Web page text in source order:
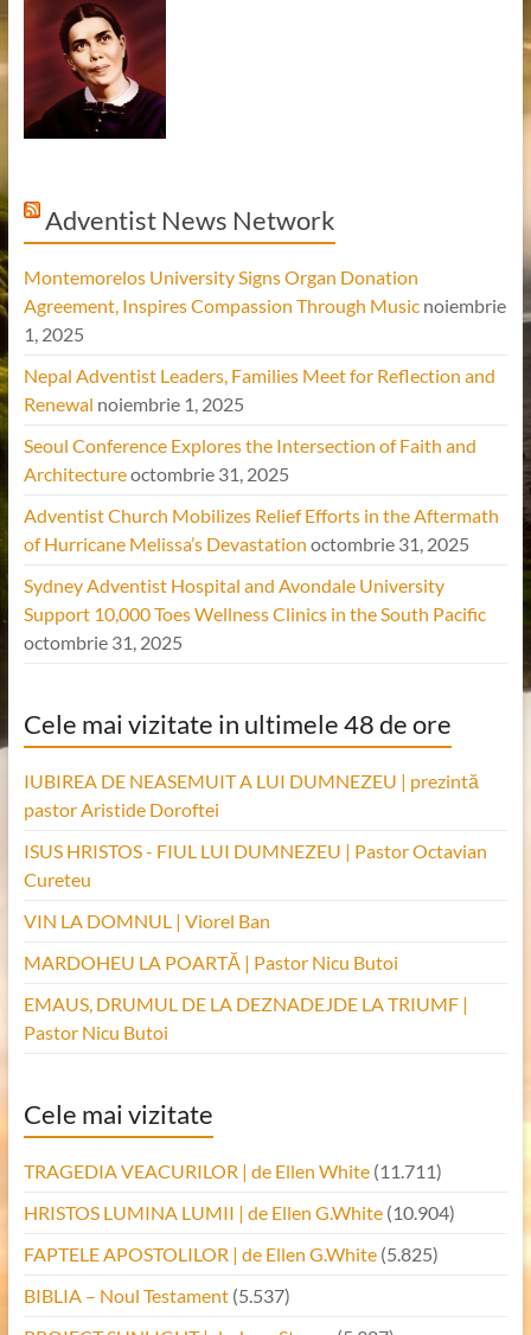
Adventist News Network
Montemorelos University Signs Organ Donation
Agreement, Inspires Compassion Through Music noiembrie
1, 2025
Nepal Adventist Leaders, Families Meet for Reflection and
Renewal noiembrie 1, 2025
Seoul Conference Explores the Intersection of Faith and
Architectureoctombrie 31, 2025
Adventist Church Mobilizes Relief Efforts in the Aftermath
of Hurricane Melissa’s Devastation octombrie 31, 2025
Sydney Adventist Hospital and Avondale University
Support 10,000 Toes Wellness Clinics in the South Pacific
octombrie 31, 2025
Cele mai vizitate in ultimele 48 de ore
IUBIREA DE NEASEMUIT A LUI DUMNEZEU | prezintă
pastor Aristide Doroftei
ISUS HRISTOS - FIUL LUI DUMNEZEU | Pastor Octavian
Cureteu
VIN LA DOMNUL | Viorel Ban
MARDOHEU LA POARTĂ | Pastor Nicu Butoi
EMAUS, DRUMUL DE LA DEZNADEJDE LA TRIUMF |
Pastor Nicu Butoi
Cele mai vizitate
TRAGEDIA VEACURILOR | de Ellen White (11.711)
HRISTOS LUMINA LUMII | de Ellen G.White (10.904)
FAPTELE APOSTOLILOR | de Ellen G.White (5.825)
BIBLIA – Noul Testament (5.537)